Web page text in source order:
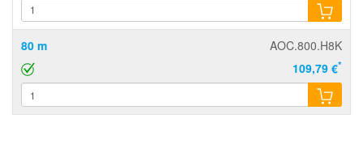
80 m
AOC.800.H8K
109,79 €*